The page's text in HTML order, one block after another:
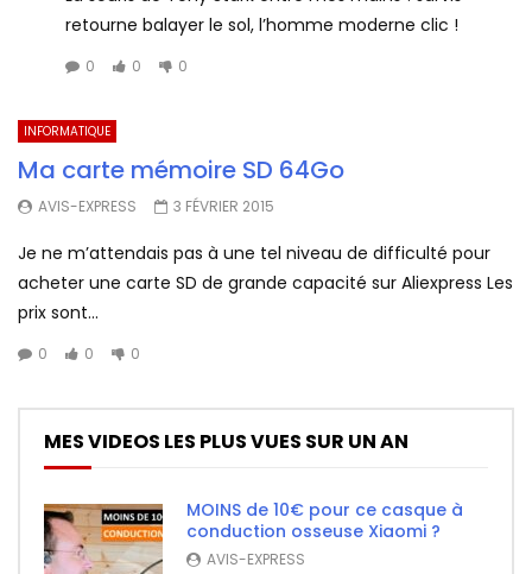
retourne balayer le sol, l’homme moderne clic !
0 0 0
INFORMATIQUE
Ma carte mémoire SD 64Go
AVIS-EXPRESS 3 FÉVRIER 2015
Je ne m’attendais pas à une tel niveau de difficulté pour
acheter une carte SD de grande capacité sur Aliexpress Les
prix sont...
0 0 0
MES VIDEOS LES PLUS VUES SUR UN AN
MOINS de 10€ pour ce casque à
conduction osseuse Xiaomi ?
AVIS-EXPRESS